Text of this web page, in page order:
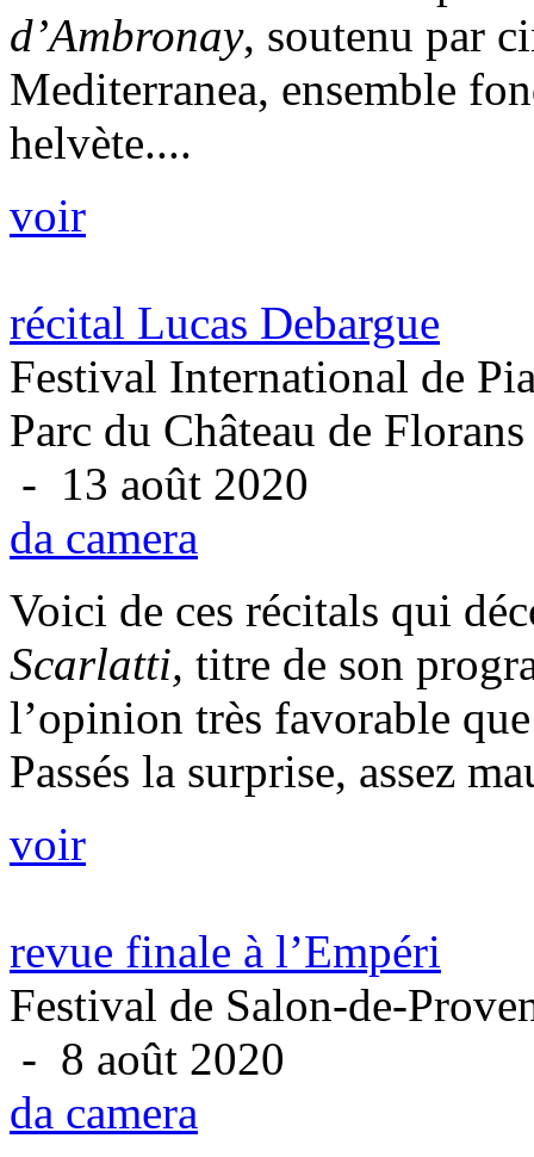
d’Ambronay, soutenu par
Mediterranea, ensemble
helvète....
voir
récital Lucas Debargue
Festival International de
Parc du Château de Florans
- 13 août 2020
da camera
Voici de ces récitals qui
Scarlatti, titre de son
l’opinion très favorable
Passés la surprise, assez
voir
revue finale à l’Empéri
Festival de Salon-de-
- 8 août 2020
da camera